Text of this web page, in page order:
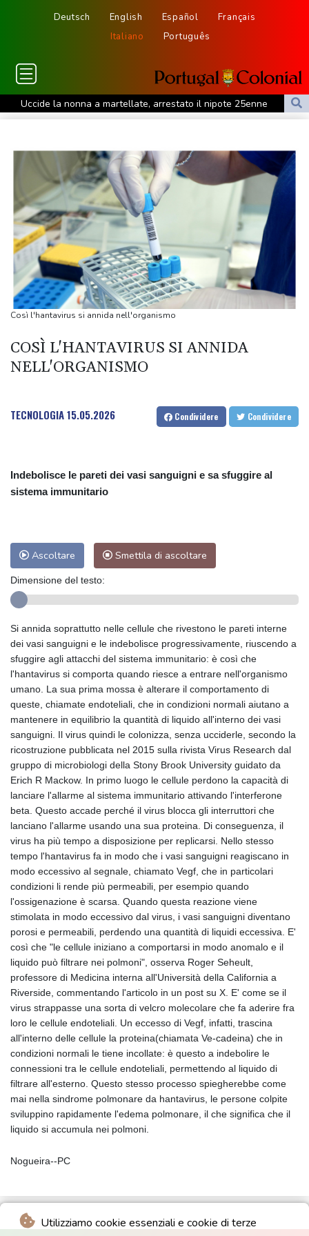
Utilizziamo cookie essenziali e cookie di terze
Deutsch English Español
Français
Italiano
Português
Uccide la nonna a martellate, arrestato il nipote 25enne
Il Volo protagonista del Concerto per l'Italia a pordenonelegge
Nuburu, 'via libera del Governo all'acquisizione di Tekne'
Nuburu, 'via libera del Governo all'acquisizione di Tekne'
La raccolta Fineco a luglio a 1,78 miliardi, da inizio anno oltre 10
miliardi
La raccolta Fineco a luglio a 1,78 miliardi, da inizio anno oltre 10
miliardi
Agenzia Spaziale Italiana, dimissioni del Consiglio di
amministrazione
++ Il Papa, fantasmi e nemici inventati per imporre il proprio
potere ++
Bce, caro energia pesa su famiglie a basso reddito e ne erode
risparmi
Così l'hantavirus si annida nell'organismo
COSÌ L'HANTAVIRUS SI ANNIDA
NELL'ORGANISMO
TECNOLOGIA15.05.2026 Condividere Condividere
Indebolisce le pareti dei vasi sanguigni e sa sfuggire al
sistema immunitario
Ascoltare Smettila di ascoltare
Dimensione del testo:
Si annida soprattutto nelle cellule che rivestono le pareti interne
dei vasi sanguigni e le indebolisce progressivamente, riuscendo a
sfuggire agli attacchi del sistema immunitario: è così che
l'hantavirus si comporta quando riesce a entrare nell'organismo
umano. La sua prima mossa è alterare il comportamento di
queste, chiamate endoteliali, che in condizioni normali aiutano a
mantenere in equilibrio la quantità di liquido all'interno dei vasi
sanguigni. Il virus quindi le colonizza, senza ucciderle, secondo la
ricostruzione pubblicata nel 2015 sulla rivista Virus Research dal
gruppo di microbiologi della Stony Brook University guidato da
Erich R Mackow. In primo luogo le cellule perdono la capacità di
lanciare l'allarme al sistema immunitario attivando l'interferone
beta. Questo accade perché il virus blocca gli interruttori che
lanciano l'allarme usando una sua proteina. Di conseguenza, il
virus ha più tempo a disposizione per replicarsi. Nello stesso
tempo l'hantavirus fa in modo che i vasi sanguigni reagiscano in
modo eccessivo al segnale, chiamato Vegf, che in particolari
condizioni li rende più permeabili, per esempio quando
l'ossigenazione è scarsa. Quando questa reazione viene
stimolata in modo eccessivo dal virus, i vasi sanguigni diventano
porosi e permeabili, perdendo una quantità di liquidi eccessiva. E'
così che "le cellule iniziano a comportarsi in modo anomalo e il
liquido può filtrare nei polmoni", osserva Roger Seheult,
professore di Medicina interna all'Università della California a
Riverside, commentando l'articolo in un post su X. E' come se il
virus strappasse una sorta di velcro molecolare che fa aderire fra
loro le cellule endoteliali. Un eccesso di Vegf, infatti, trascina
all'interno delle cellule la proteina(chiamata Ve-cadeina) che in
condizioni normali le tiene incollate: è questo a indebolire le
connessioni tra le cellule endoteliali, permettendo al liquido di
filtrare all'esterno. Questo stesso processo spiegherebbe come
mai nella sindrome polmonare da hantavirus, le persone colpite
sviluppino rapidamente l'edema polmonare, il che significa che il
liquido si accumula nei polmoni.
Nogueira--PC